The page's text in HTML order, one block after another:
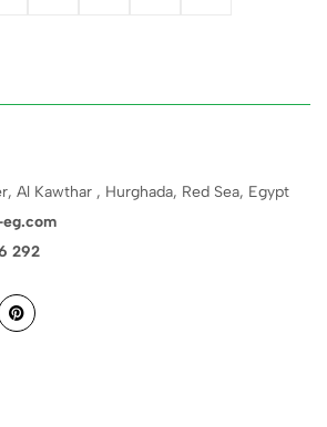
Al Kawthar , Hurghada, Red Sea, Egypt
292